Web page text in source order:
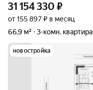
31 154 330 ₽
от 155 897 ₽ в месяц
66,9 м²
3-комн. квартира
новостройка